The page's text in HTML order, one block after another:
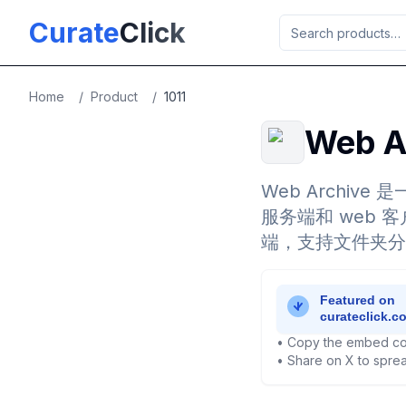
CurateClick
Home / Product / 1011
Web
Web Archive 是
服务端和 web 客
端，支持文件夹
• Copy the embed
• Share on X to